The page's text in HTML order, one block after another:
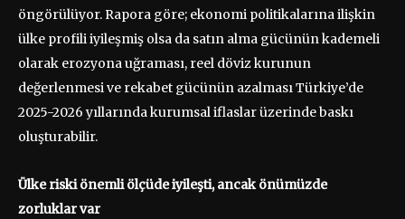
öngörülüyor. Rapora göre; ekonomi politikalarına ilişkin
ülke profili iyileşmiş olsa da satın alma gücünün kademeli
olarak erozyona uğraması, reel döviz kurunun
değerlenmesi ve rekabet gücünün azalması Türkiye’de
2025-2026 yıllarında kurumsal iflaslar üzerinde baskı
oluşturabilir.
Ülke riski önemli ölçüde iyileşti, ancak önümüzde
zorluklar var